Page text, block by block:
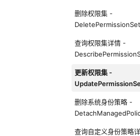
删除权限集 -
DeletePermissionSet
查询权限集详情 -
更新权限集 -
删除系统身份策略 -
查询自定义身份策略